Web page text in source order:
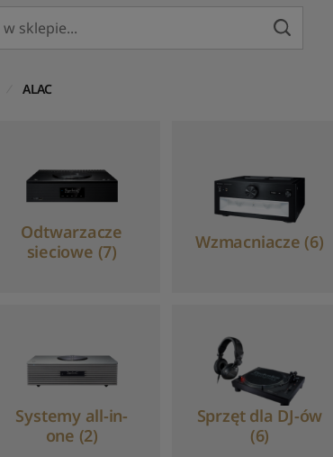
ALAC
Odtwarzacze
sieciowe (7)
Wzmacniacze (6)
Systemy all-in-
one (2)
Sprzęt dla DJ-ów
(6)